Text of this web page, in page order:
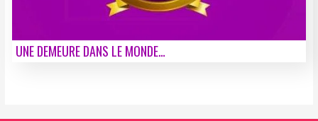
UNE DEMEURE DANS LE MONDE…